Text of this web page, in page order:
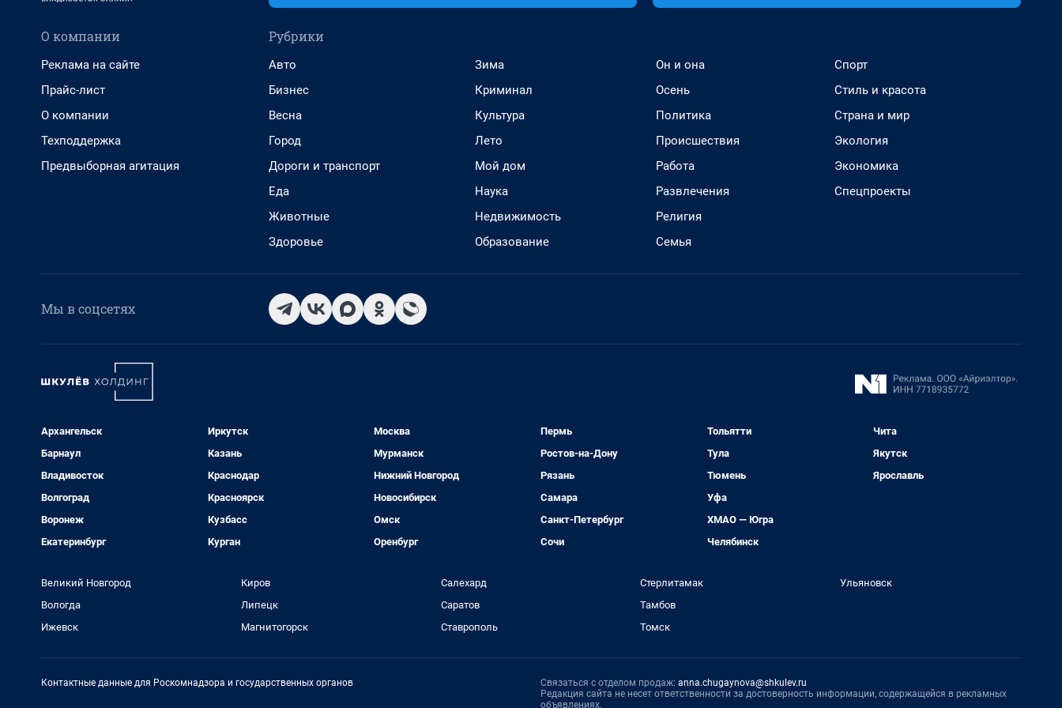
О компании
Реклама на сайте
Прайс-лист
О компании
Техподдержка
Предвыборная агитация
Рубрики
Авто
Бизнес
Весна
Город
Дороги и транспорт
Еда
Животные
Здоровье
Зима
Криминал
Культура
Лето
Мой дом
Наука
Недвижимость
Образование
Он и она
Осень
Политика
Происшествия
Работа
Развлечения
Религия
Семья
Спорт
Стиль и красота
Страна и мир
Экология
Экономика
Спецпроекты
Мы в соцсетях
Архангельск
Барнаул
Владивосток
Волгоград
Воронеж
Екатеринбург
Иркутск
Казань
Краснодар
Красноярск
Кузбасс
Курган
Москва
Мурманск
Нижний Новгород
Новосибирск
Омск
Оренбург
Пермь
Ростов-на-Дону
Рязань
Самара
Санкт-Петербург
Сочи
Тольятти
Тула
Тюмень
Уфа
ХМАО — Югра
Челябинск
Чита
Якутск
Ярославль
Великий Новгород
Вологда
Ижевск
Киров
Липецк
Магнитогорск
Салехард
Саратов
Ставрополь
Стерлитамак
Тамбов
Томск
Ульяновск
Контактные данные для Роскомнадзора и государственных органов Связаться с отделом продаж: anna.chugaynova@shkulev.ru
Редакция сайта не несет ответственности за достоверность информации, содержащейся в рекламных
объявлениях.